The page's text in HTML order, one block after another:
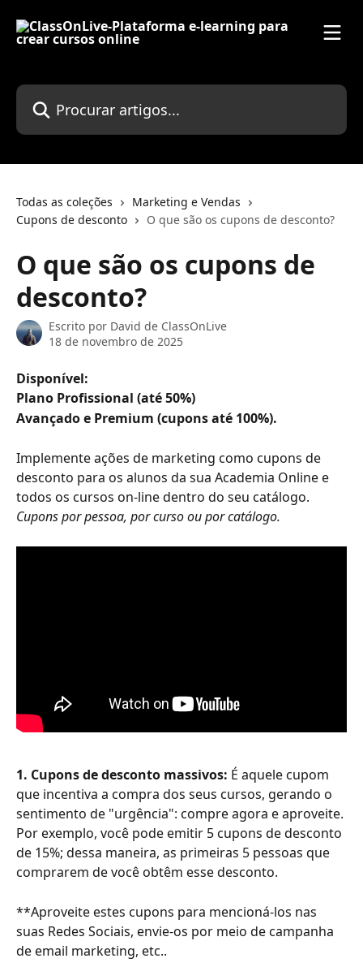
Procurar artigos...
Todas as coleções
Marketing e Vendas
Cupons de desconto
O que são os cupons de desconto?
O que são os cupons de
desconto?
Escrito por David de ClassOnLive
18 de novembro de 2025
Disponível:
Plano Profissional (até 50%)
Avançado e Premium (cupons até 100%).
Implemente ações de marketing como cupons de
desconto para os alunos da sua Academia Online e
todos os cursos on-line dentro do seu catálogo.
Cupons por pessoa, por curso ou por catálogo.
1. Cupons de desconto massivos: É aquele cupom
que incentiva a compra dos seus cursos, gerando o
sentimento de "urgência": compre agora e aproveite.
Por exemplo, você pode emitir 5 cupons de desconto
de 15%; dessa maneira, as primeiras 5 pessoas que
comprarem de você obtêm esse desconto.
**Aproveite estes cupons para mencioná-los nas
suas Redes Sociais, envie-os por meio de campanha
de email marketing, etc..